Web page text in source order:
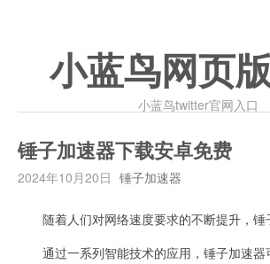
小蓝鸟网页
小蓝鸟twitter官网入口
锤子加速器下载安卓免费
2024年10月20日 锤子加速器
随着人们对网络速度要求的不断提升，锤
通过一系列智能技术的应用，锤子加速器